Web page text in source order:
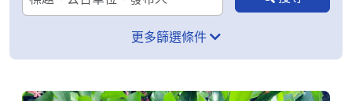
更多篩選條件